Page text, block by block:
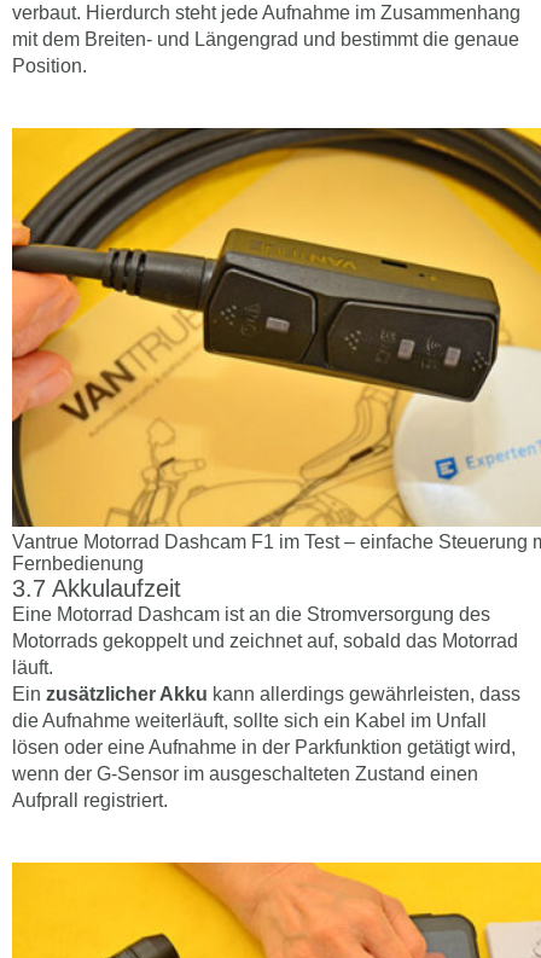
verbaut. Hierdurch steht jede Aufnahme im Zusammenhang
mit dem Breiten- und Längengrad und bestimmt die genaue
Position.
Vantrue Motorrad Dashcam F1 im Test – einfache Steuerung
Fernbedienung
Akkulaufzeit
Eine Motorrad Dashcam ist an die Stromversorgung des
Motorrads gekoppelt und zeichnet auf, sobald das Motorrad
läuft.
Ein zusätzlicher Akku kann allerdings gewährleisten, dass
die Aufnahme weiterläuft, sollte sich ein Kabel im Unfall
lösen oder eine Aufnahme in der Parkfunktion getätigt wird,
wenn der G-Sensor im ausgeschalteten Zustand einen
Aufprall registriert.